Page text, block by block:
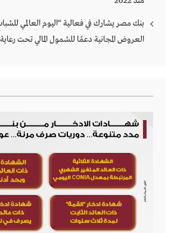
بنك مصر يشارك في فعالية “اليوم العالمي
العروض المجانية دعمًا للشمول المالي تحت رعاية